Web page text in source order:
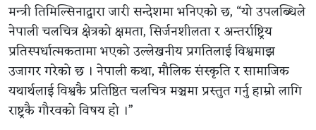
मन्त्री तिमिल्सिनाद्वारा जारी सन्देशमा भनिएको छ, “यो उपलब्धिले
नेपाली चलचित्र क्षेत्रको क्षमता, सिर्जनशीलता र अन्तर्राष्ट्रिय
प्रतिस्पर्धात्मकतामा भएको उल्लेखनीय प्रगतिलाई विश्वमाझ
उजागर गरेको छ । नेपाली कथा, मौलिक संस्कृति र सामाजिक
यथार्थलाई विश्वकै प्रतिष्ठित चलचित्र मञ्चमा प्रस्तुत गर्नु हाम्रो लागि
राष्ट्रकै गौरवको विषय हो ।”